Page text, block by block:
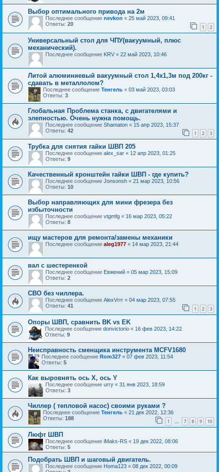
Выбор оптимального привода на 2м
Последнее сообщение nevkon « 25 май 2023, 09:41
Ответы: 20 1 2
Универсальный стол для ЧПУ(вакуумный, плюс
механический).
Последнее сообщение KRV « 22 май 2023, 10:46
Литой алюминиевый вакуумный стол 1,4х1,3м под 200кг -
сдавать в металлолом?
Последнее сообщение Тенгель « 03 май 2023, 03:03
Ответы: 3
Глобальная Проблема станка, с двигателями и
элепностью. Очень нужна помощь.
Последнее сообщение Shamaton « 15 апр 2023, 15:37
Ответы: 42 1 2 3
Трубка для снятия гайки ШВП 205
Последнее сообщение alex_sar « 12 апр 2023, 01:25
Ответы: 9
Качественный кронштейн гайки ШВП - где купить?
Последнее сообщение Jonsonsh « 21 мар 2023, 10:56
Ответы: 10
Выбор направляющих для мини фрезера без
избыточности
Последнее сообщение vtgmfg « 16 мар 2023, 05:22
Ответы: 8
ищу мастеров для ремонта/замены механики
Последнее сообщение aleg1977 « 14 мар 2023, 21:44
вал с шестеренкой
Последнее сообщение Евжений « 05 мар 2023, 15:09
Ответы: 2
СВО без чиллера.
Последнее сообщение AlexVrrr « 04 мар 2023, 07:55
Ответы: 41 1 2 3
Опоры ШВП, сравнить BK vs EK
Последнее сообщение donvictorio « 16 фев 2023, 14:22
Ответы: 9
Неисправность сменщика инструмента MCFV1680
Последнее сообщение Rom327 « 07 фев 2023, 11:54
Ответы: 5
Как выровнять ось X, ось Y
Последнее сообщение urry « 31 янв 2023, 18:59
Ответы: 3
Чиллер ( тепловой насос) своими руками ?
Последнее сообщение Тенгель « 21 дек 2022, 12:36
Ответы: 188 1 … 7 8 9 10
Люфт ШВП
Последнее сообщение iMaks-RS « 19 дек 2022, 08:06
Ответы: 5
Подобрать ШВП и шаговый двигатель.
Последнее сообщение Homa123 « 08 дек 2022, 00:09